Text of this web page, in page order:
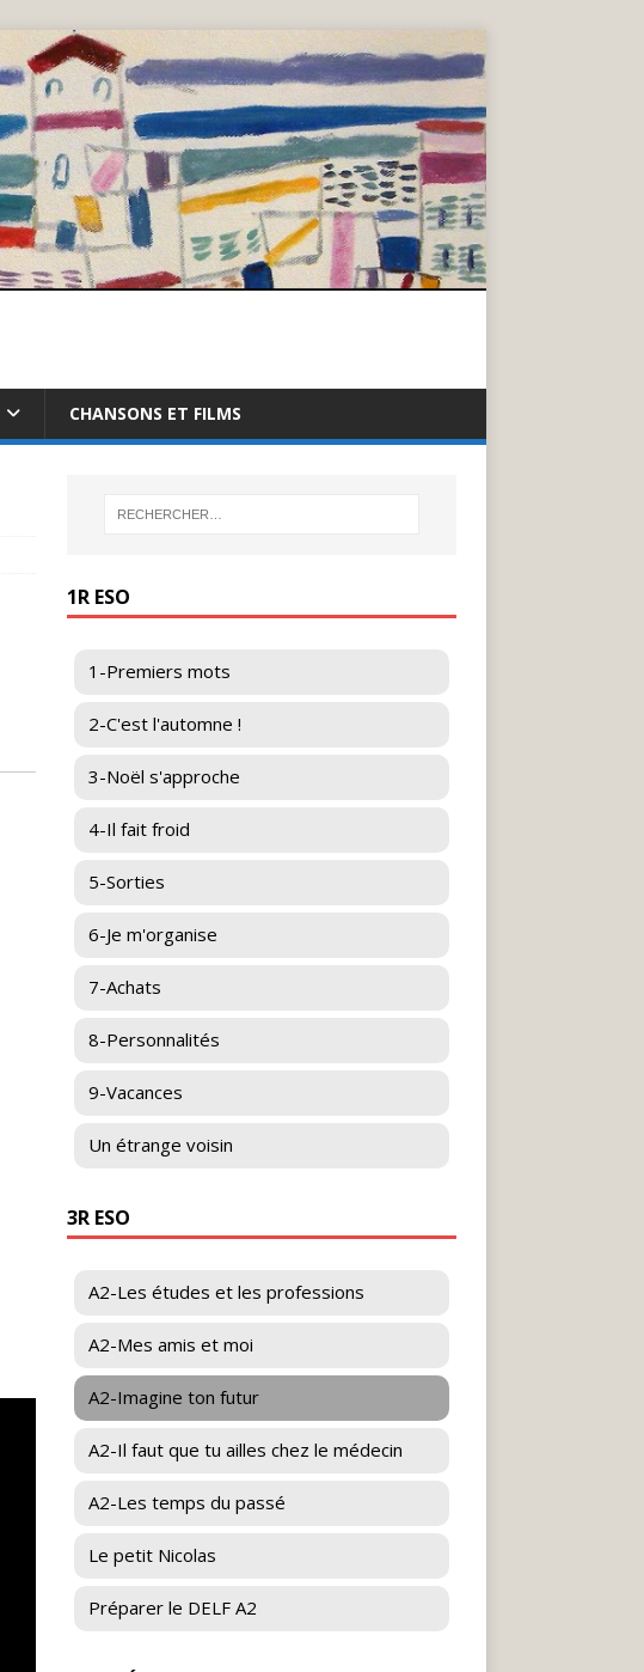
CHANSONS ET FILMS
1R ESO
1-Premiers mots
2-C'est l'automne !
3-Noël s'approche
4-Il fait froid
5-Sorties
6-Je m'organise
7-Achats
8-Personnalités
9-Vacances
Un étrange voisin
3R ESO
A2-Les études et les professions
A2-Mes amis et moi
A2-Imagine ton futur
A2-Il faut que tu ailles chez le médecin
A2-Les temps du passé
Le petit Nicolas
Préparer le DELF A2